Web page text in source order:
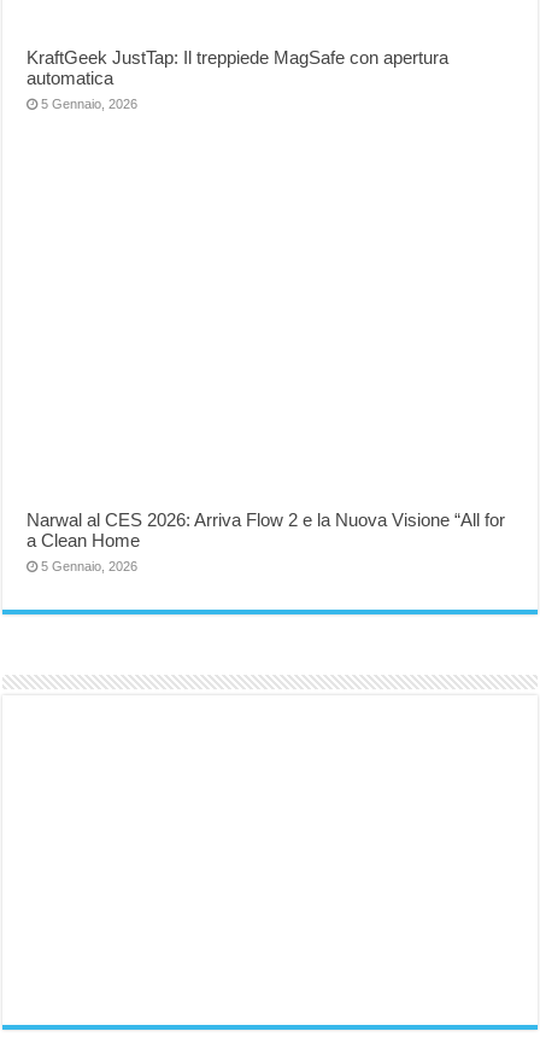
KraftGeek JustTap: Il treppiede MagSafe con apertura
automatica
5 Gennaio, 2026
Narwal al CES 2026: Arriva Flow 2 e la Nuova Visione “All for
a Clean Home
5 Gennaio, 2026